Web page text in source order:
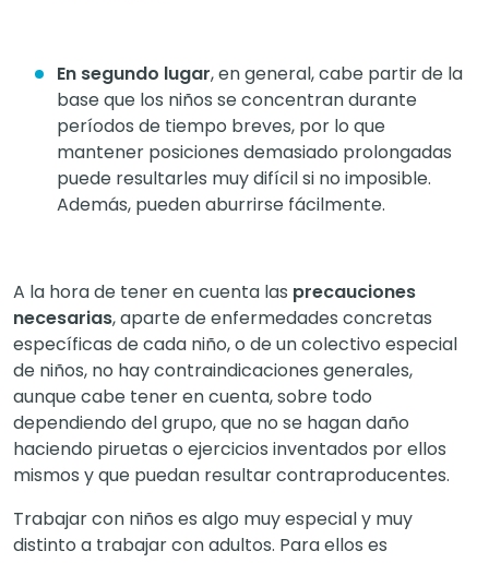
En segundo lugar, en general, cabe partir de la
base que los niños se concentran durante
períodos de tiempo breves, por lo que
mantener posiciones demasiado prolongadas
puede resultarles muy difícil si no imposible.
Además, pueden aburrirse fácilmente.
A la hora de tener en cuenta las precauciones
necesarias, aparte de enfermedades concretas
específicas de cada niño, o de un colectivo especial
de niños, no hay contraindicaciones generales,
aunque cabe tener en cuenta, sobre todo
dependiendo del grupo, que no se hagan daño
haciendo piruetas o ejercicios inventados por ellos
mismos y que puedan resultar contraproducentes.
Trabajar con niños es algo muy especial y muy
distinto a trabajar con adultos. Para ellos es